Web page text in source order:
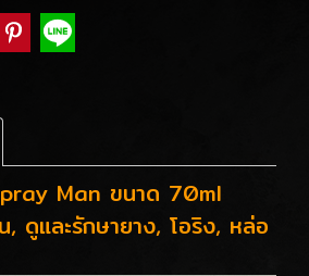
Man ขนาด 70ml
, ดูและรักษายาง, โอริง, หล่อ